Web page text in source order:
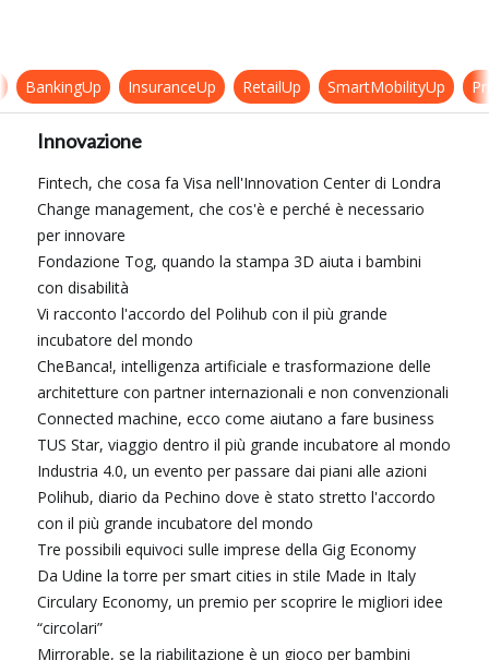
BankingUp InsuranceUp RetailUp SmartMobilityUp
Innovazione
Fintech, che cosa fa Visa nell'Innovation Center di Londra
Change management, che cos'è e perché è necessario
per innovare
Fondazione Tog, quando la stampa 3D aiuta i bambini
con disabilità
Vi racconto l'accordo del Polihub con il più grande
incubatore del mondo
CheBanca!, intelligenza artificiale e trasformazione delle
architetture con partner internazionali e non convenzionali
Connected machine, ecco come aiutano a fare business
TUS Star, viaggio dentro il più grande incubatore al mondo
Industria 4.0, un evento per passare dai piani alle azioni
Polihub, diario da Pechino dove è stato stretto l'accordo
con il più grande incubatore del mondo
Tre possibili equivoci sulle imprese della Gig Economy
Da Udine la torre per smart cities in stile Made in Italy
Circulary Economy, un premio per scoprire le migliori idee
“circolari”
Mirrorable, se la riabilitazione è un gioco per bambini